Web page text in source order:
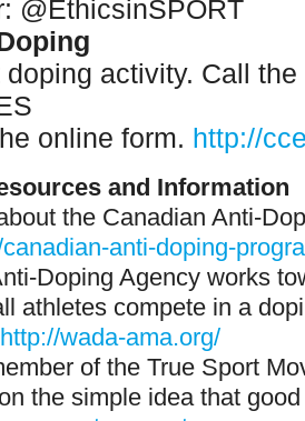
@EthicsinSPORT
doping activity. Call
online form. http://
and Information
the Canadian Anti-
anti-doping-
Doping Agency works
athletes compete in a
http://wada-ama.org/
of the True Sport
the simple idea that